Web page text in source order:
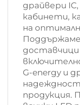
драйвери IC,
кабинети,
на
доставчици
G-energy и
продукция.